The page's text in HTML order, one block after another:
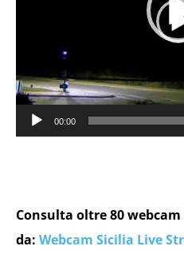
00:00
Consulta oltre 80
da: Webcam Sicilia Live